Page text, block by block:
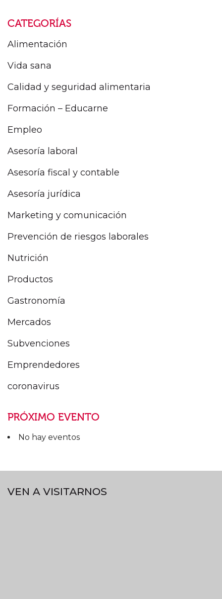
CATEGORÍAS
Alimentación
Vida sana
Calidad y seguridad alimentaria
Formación – Educarne
Empleo
Asesoría laboral
Asesoría fiscal y contable
Asesoría jurídica
Marketing y comunicación
Prevención de riesgos laborales
Nutrición
Productos
Gastronomía
Mercados
Subvenciones
Emprendedores
coronavirus
PRÓXIMO EVENTO
No hay eventos
VEN A VISITARNOS